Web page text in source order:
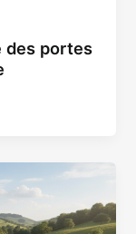
des portes